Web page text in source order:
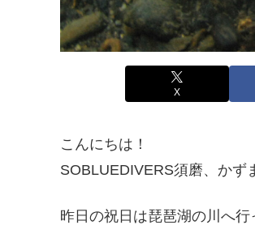
X
こんにちは！
SOBLUEDIVERS須磨、かず
昨日の祝日は琵琶湖の川へ行